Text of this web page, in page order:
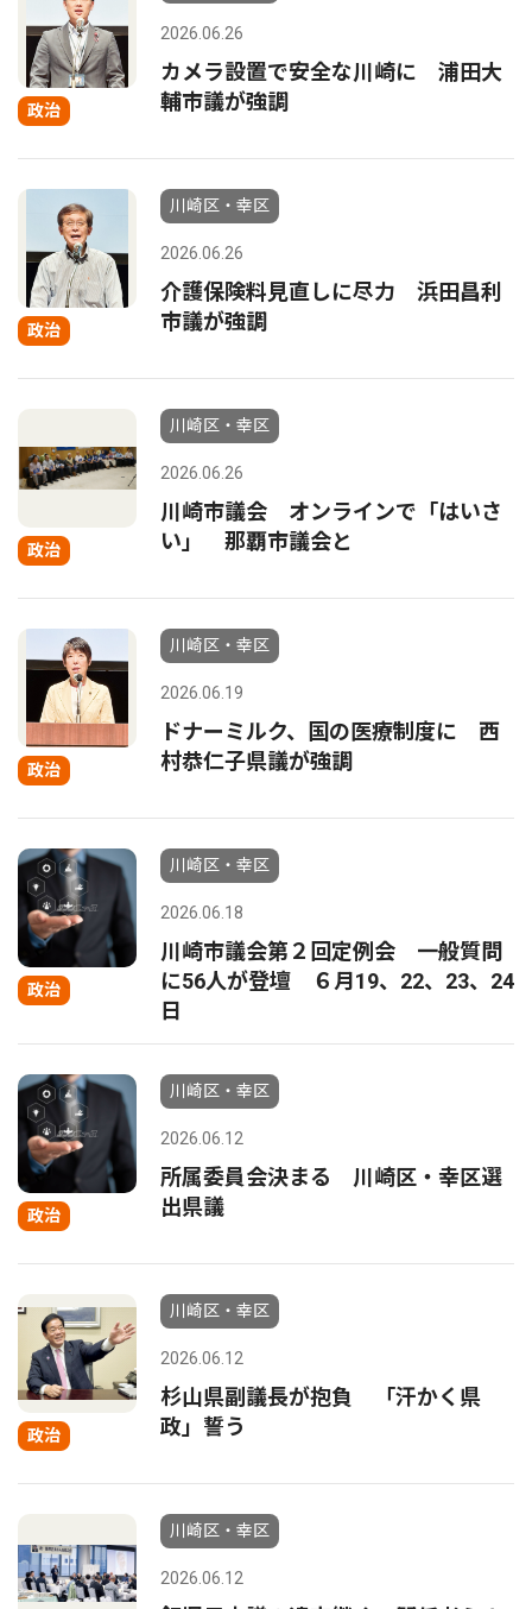
政治
2026.06.26
カメラ設置で安全な川崎に 浦田大
輔市議が強調
政治
川崎区・幸区
2026.06.26
介護保険料見直しに尽力 浜田昌利
市議が強調
政治
川崎区・幸区
2026.06.26
川崎市議会 オンラインで「はいさ
い」 那覇市議会と
政治
川崎区・幸区
2026.06.19
ドナーミルク、国の医療制度に 西
村恭仁子県議が強調
政治
川崎区・幸区
2026.06.18
川崎市議会第２回定例会 一般質問
に56人が登壇 ６月19、22、23、24
日
政治
川崎区・幸区
2026.06.12
所属委員会決まる 川崎区・幸区選
出県議
政治
川崎区・幸区
2026.06.12
杉山県副議長が抱負 「汗かく県
政」誓う
川崎区・幸区
2026.06.12